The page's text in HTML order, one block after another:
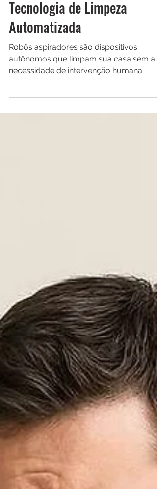
Aspirador: Entenda a
Tecnologia de Limpeza
Automatizada
Robôs aspiradores são dispositivos
necessidade de intervenção humana.